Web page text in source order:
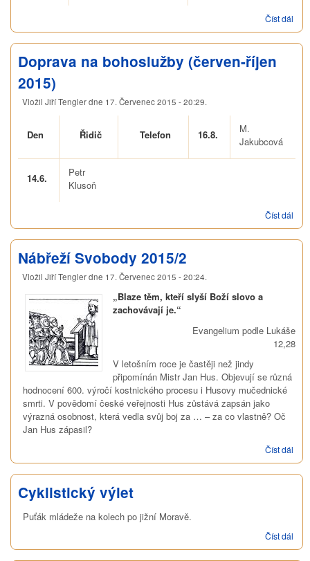
Číst dál
Doprava na bohoslužby (červen-říjen
2015)
Vložil Jiří Tenglerdne 17. Červenec 2015 - 20:29.
Den Řidič Telefon 16.8.
M.
Jakubcová
14.6.
Petr
Klusoň
Číst dál
na
Nábřeží Svobody 2015/2
Vložil Jiří Tenglerdne 17. Červenec 2015 - 20:24.
„Blaze těm, kteří slyší Boží slovo a
zachovávají je.“
Evangelium podle Lukáše
12,28
V letošním roce je častěji než jindy
připomínán Mistr Jan Hus. Objevují se různá
hodnocení 600. výročí kostnického procesu i Husovy mučednické
smrti. V povědomí české veřejnosti Hus zůstává zapsán jako
výrazná osobnost, která vedla svůj boj za … – za co vlastně? Oč
Jan Hus zápasil?
Číst dál
Cyklistický výlet
Puťák mládeže na kolech po jižní Moravě.
Číst dál
výlet